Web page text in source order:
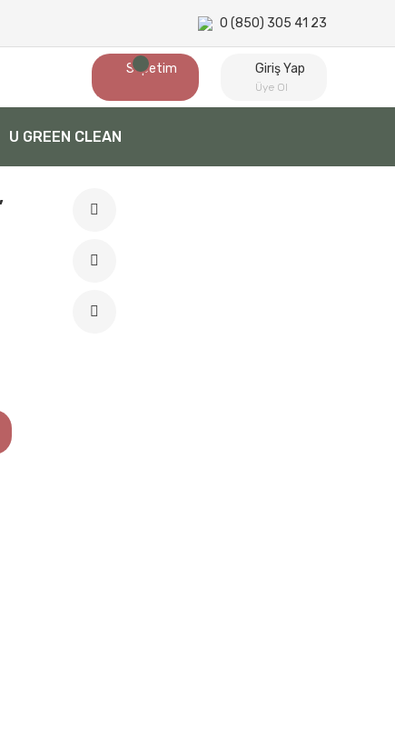
0 (850) 305 41 23
Sepetim Giriş Yap
Üye Ol
U GREEN CLEAN